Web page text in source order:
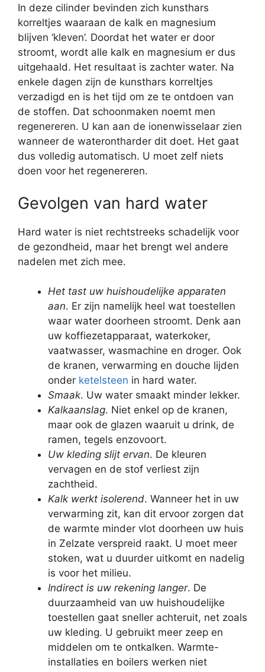
In deze cilinder bevinden zich kunsthars
korreltjes waaraan de kalk en magnesium
blijven ‘kleven’. Doordat het water er door
stroomt, wordt alle kalk en magnesium er dus
uitgehaald. Het resultaat is zachter water. Na
enkele dagen zijn de kunsthars korreltjes
verzadigd en is het tijd om ze te ontdoen van
de stoffen. Dat schoonmaken noemt men
regenereren. U kan aan de ionenwisselaar zien
wanneer de waterontharder dit doet. Het gaat
dus volledig automatisch. U moet zelf niets
doen voor het regenereren.
Gevolgen van hard water
Hard water is niet rechtstreeks schadelijk voor
de gezondheid, maar het brengt wel andere
nadelen met zich mee.
Het tast uw huishoudelijke apparaten
aan. Er zijn namelijk heel wat toestellen
waar water doorheen stroomt. Denk aan
uw koffiezetapparaat, waterkoker,
vaatwasser, wasmachine en droger. Ook
de kranen, verwarming en douche lijden
onder ketelsteen in hard water.
Smaak. Uw water smaakt minder lekker.
Kalkaanslag. Niet enkel op de kranen,
maar ook de glazen waaruit u drink, de
ramen, tegels enzovoort.
Uw kleding slijt ervan. De kleuren
vervagen en de stof verliest zijn
zachtheid.
Kalk werkt isolerend. Wanneer het in uw
verwarming zit, kan dit ervoor zorgen dat
de warmte minder vlot doorheen uw huis
in Zelzate verspreid raakt. U moet meer
stoken, wat u duurder uitkomt en nadelig
is voor het milieu.
Indirect is uw rekening langer. De
duurzaamheid van uw huishoudelijke
toestellen gaat sneller achteruit, net zoals
uw kleding. U gebruikt meer zeep en
middelen om te ontkalken. Warmte-
installaties en boilers werken niet